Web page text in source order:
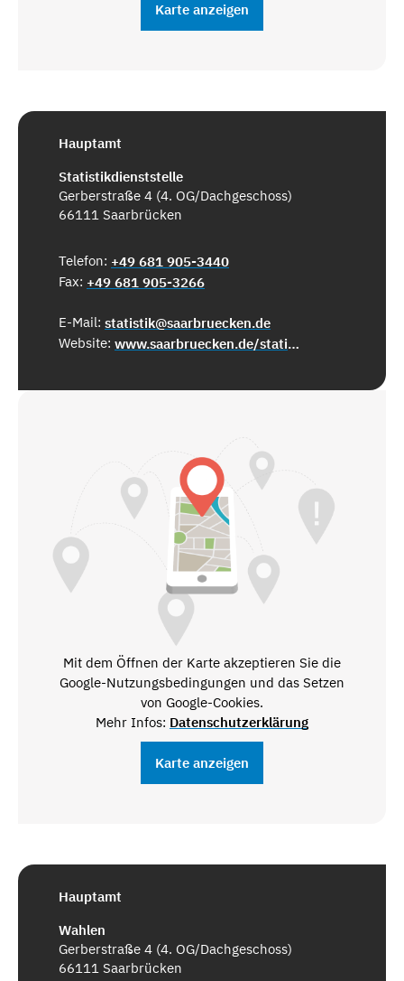
Karte anzeigen
Hauptamt
Statistikdienststelle
Gerberstraße 4 (4. OG/Dachgeschoss)
66111 Saarbrücken
Telefon: +49 681 905-3440
Fax: +49 681 905-3266
E-Mail: statistik@saarbruecken.de
Website:
www.saarbruecken.de/statistik
Mit dem Öffnen der Karte akzeptieren Sie die
Google-Nutzungsbedingungen und das Setzen
von Google-Cookies.
Mehr Infos: Datenschutzerklärung
Karte anzeigen
Hauptamt
Wahlen
Gerberstraße 4 (4. OG/Dachgeschoss)
66111 Saarbrücken